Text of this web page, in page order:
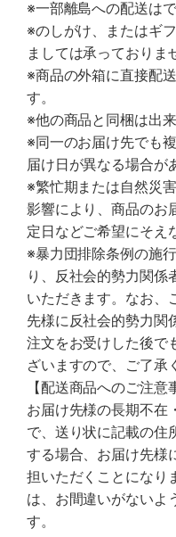
※一部離島への配送はで
※のしがけ、またはギ
ましては承っておりま
※商品の外箱に直接配
す。
※他の商品と同梱は出
※同一のお届け先でも
届け日が異なる場合が
※繁忙期または自然災
影響により、商品のお
定日などご希望にそえ
※暴力団排除条例の施
り、反社会的勢力関係
いただきます。なお、
先様に反社会的勢力関
注文をお受けした後で
ざいますので、ご了承
【配送商品へのご注意
お届け先様の長期不在
で、送り状に記載の住
する場合、お届け先様
担いただくことになり
は、お間違いがないよ
す。